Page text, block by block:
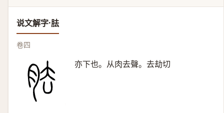
说文解字·胠
卷四
亦下也。从肉去聲。去劫切